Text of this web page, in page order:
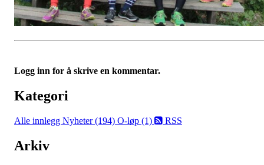
Logg inn for å skrive en kommentar.
Kategori
Alle innlegg Nyheter (194) O-løp (1) RSS
Arkiv